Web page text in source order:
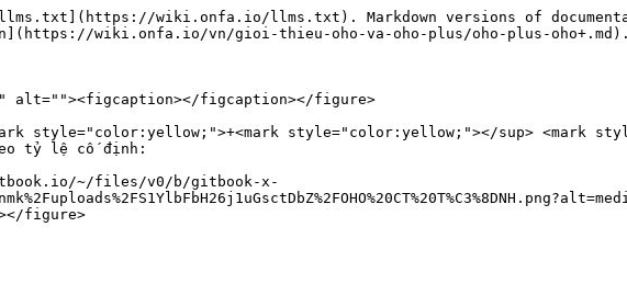
wiki.onfa.io/llms.txt). Markdown versions of
wiki.onfa.io/vn/gioi-thieu-oho-va-oho-plus/oho-plus-oho+.md).
alt=""><figcaption></figcaption></figure>
style="color:yellow;">+<mark style="color:yellow;"></sup> <mark
tỷ lệ cố định:
~/files/v0/b/gitbook-x-
figure>